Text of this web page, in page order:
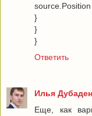
}
}
}
Ответить
Илья
Еще, как